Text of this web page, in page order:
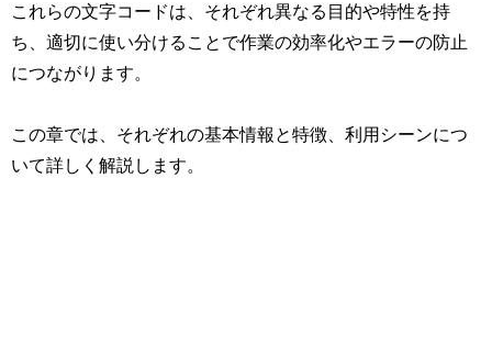
これらの文字コードは、それぞれ異なる目的や特性を持
ち、適切に使い分けることで作業の効率化やエラーの防止
につながります。
この章では、それぞれの基本情報と特徴、利用シーンにつ
いて詳しく解説します。